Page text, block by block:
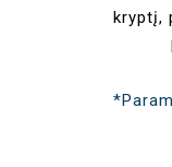
kryptį,